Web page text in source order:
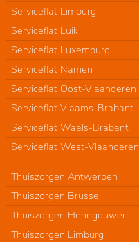
Serviceflat Limburg
Serviceflat Luik
Serviceflat Luxemburg
Serviceflat Namen
Serviceflat Oost-Vlaanderen
Serviceflat Vlaams-Brabant
Serviceflat Waals-Brabant
Serviceflat West-Vlaanderen
Thuiszorgen Antwerpen
Thuiszorgen Brussel
Thuiszorgen Henegouwen
Thuiszorgen Limburg